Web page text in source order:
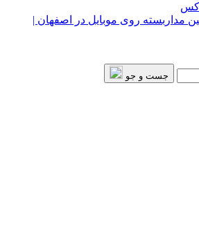
مداربسته روی موبایل در اصفهان |
جست و جو